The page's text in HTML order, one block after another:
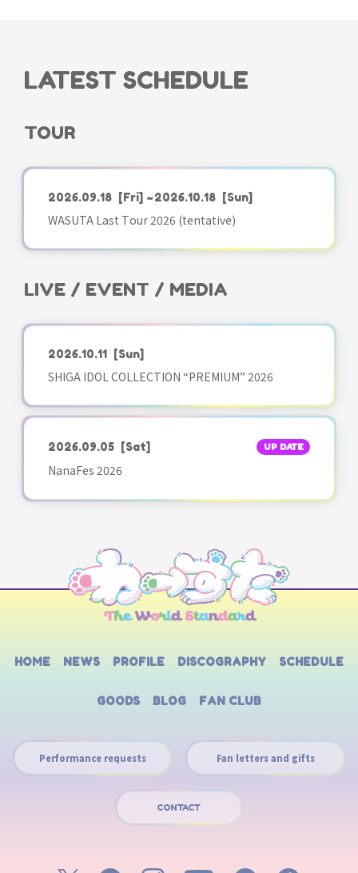
LATEST SCHEDULE
TOUR
2026.09.18 [Fri] ~2026.10.18 [Sun]
WASUTA Last Tour 2026 (tentative)
LIVE / EVENT / MEDIA
2026.10.11 [Sun]
SHIGA IDOL COLLECTION “PREMIUM” 2026
2026.09.05 [Sat] UP DATE
NanaFes 2026
HOME NEWS PROFILE DISCOGRAPHY SCHEDULE
GOODS BLOG FAN CLUB
Performance requests Fan letters and gifts
CONTACT